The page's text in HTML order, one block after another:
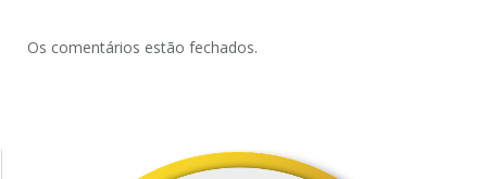
Os comentários estão fechados.